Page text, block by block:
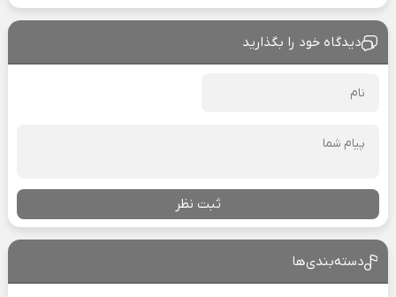
دیدگاه خود را بگذارید
ثبت نظر
دسته‌بندی‌ها